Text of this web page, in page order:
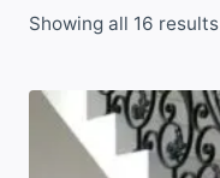
Showing all 16 results